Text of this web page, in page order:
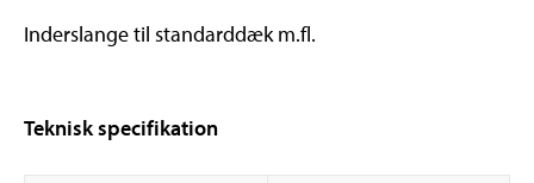
Inderslange til standarddæk m.fl.
Teknisk specifikation